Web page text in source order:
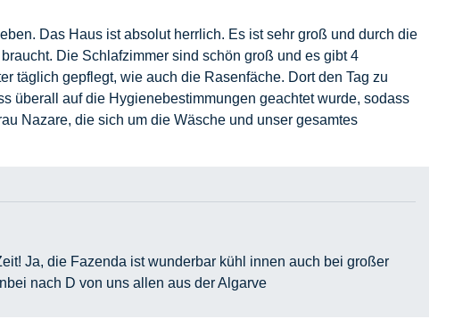
Das Haus ist absolut herrlich. Es ist sehr groß und durch die
Die Schlafzimmer sind schön groß und es gibt 4
täglich gepflegt, wie auch die Rasenfäche. Dort den Tag zu
überall auf die Hygienebestimmungen geachtet wurde, sodass
Nazare, die sich um die Wäsche und unser gesamtes
Ja, die Fazenda ist wunderbar kühl innen auch bei großer
nach D von uns allen aus der Algarve